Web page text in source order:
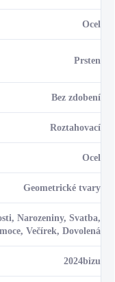
Ocel
Prsten
Bez zdobení
Roztahovací
Ocel
Geometrické tvary
Narozeniny, Svatba,
Večírek, Dovolená
2024bizu